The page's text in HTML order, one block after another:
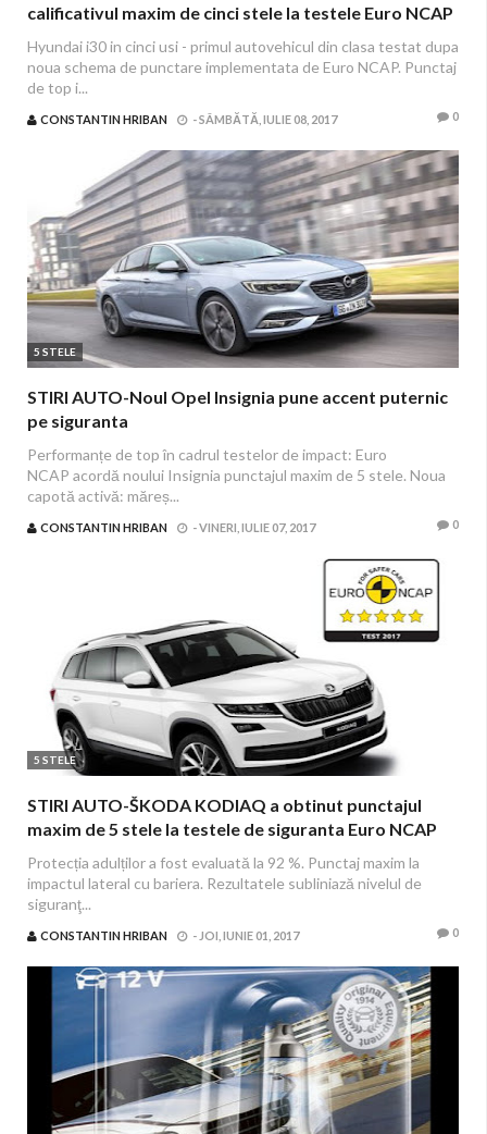
calificativul maxim de cinci stele la testele Euro NCAP
Hyundai i30 in cinci usi - primul autovehicul din clasa testat dupa
noua schema de punctare implementata de Euro NCAP. Punctaj
de top i...
CONSTANTIN HRIBAN -SÂMBĂTĂ, IULIE 08, 2017 0
5 STELE
STIRI AUTO-Noul Opel Insignia pune accent puternic
pe siguranta
Performanțe de top în cadrul testelor de impact: Euro
NCAP acordă noului Insignia punctajul maxim de 5 stele. Noua
capotă activă: măreș...
CONSTANTIN HRIBAN -VINERI, IULIE 07, 2017 0
5 STELE
STIRI AUTO-ŠKODA KODIAQ a obtinut punctajul
maxim de 5 stele la testele de siguranta Euro NCAP
Protecția adulților a fost evaluată la 92 %. Punctaj maxim la
impactul lateral cu bariera. Rezultatele subliniază nivelul de
siguranţ...
CONSTANTIN HRIBAN - JOI, IUNIE 01, 2017 0